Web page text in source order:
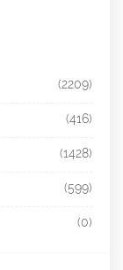
(2209)
(416)
(1428)
(599)
(0)